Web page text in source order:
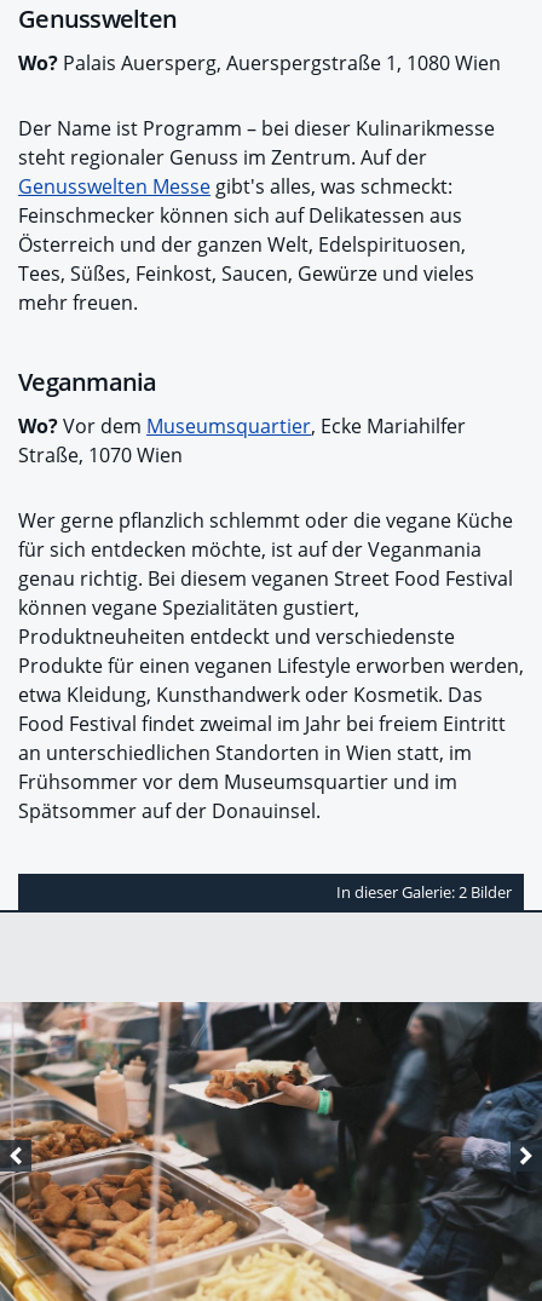
Genusswelten
Wo? Palais Auersperg, Auerspergstraße 1, 1080 Wien
Der Name ist Programm – bei dieser Kulinarikmesse
steht regionaler Genuss im Zentrum. Auf der
Genusswelten Messe gibt's alles, was schmeckt:
Feinschmecker können sich auf Delikatessen aus
Österreich und der ganzen Welt, Edelspirituosen,
Tees, Süßes, Feinkost, Saucen, Gewürze und vieles
mehr freuen.
Veganmania
Wo?Vor dem Museumsquartier, Ecke Mariahilfer
Straße, 1070 Wien
Wer gerne pflanzlich schlemmt oder die vegane Küche
für sich entdecken möchte, ist auf der Veganmania
genau richtig. Bei diesem veganen Street Food Festival
können vegane Spezialitäten gustiert,
Produktneuheiten entdeckt und verschiedenste
Produkte für einen veganen Lifestyle erworben werden,
etwa Kleidung, Kunsthandwerk oder Kosmetik. Das
Food Festival findet zweimal im Jahr bei freiem Eintritt
an unterschiedlichen Standorten in Wien statt, im
Frühsommer vor dem Museumsquartier und im
Spätsommer auf der Donauinsel.
In dieser Galerie: 2 Bilder